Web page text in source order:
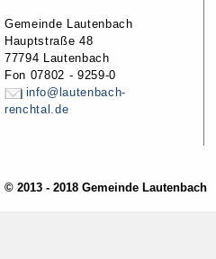
Gemeinde Lautenbach
Hauptstraße 48
77794 Lautenbach
Fon 07802 - 9259-0
info@lautenbach-
renchtal.de
© 2013 - 2018 Gemeinde Lautenbach